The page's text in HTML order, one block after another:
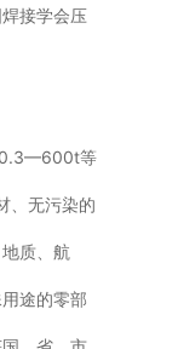
接学会压
等
、无污染的
质、航
途的零部